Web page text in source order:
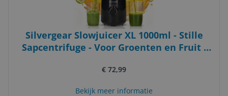
Silvergear Slowjuicer XL 1000ml - Stille
Sapcentrifuge - Voor Groenten en Fruit -
Sapmachine - Citruspers Electrisch - Zwart
€ 72,99
Bekijk meer informatie